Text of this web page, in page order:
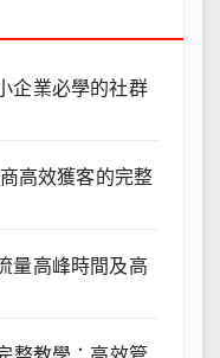
企業必學的社群
高效獲客的完整
量高峰時間及高